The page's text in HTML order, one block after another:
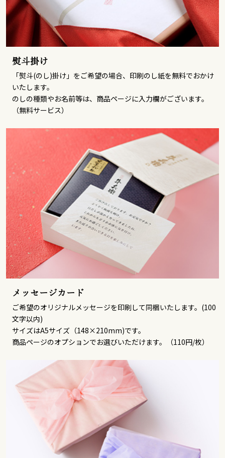
熨斗掛け
「熨斗(のし)掛け」をご希望の場合、印刷のし紙を無料でおかけ
いたします。
のしの種類やお名前等は、商品ページに入力欄がございます。
（無料サービス）
メッセージカード
ご希望のオリジナルメッセージを印刷して同梱いたします。(100
文字以内)
サイズはA5サイズ（148×210mm)です。
商品ページのオプションでお選びいただけます。（110円/枚）